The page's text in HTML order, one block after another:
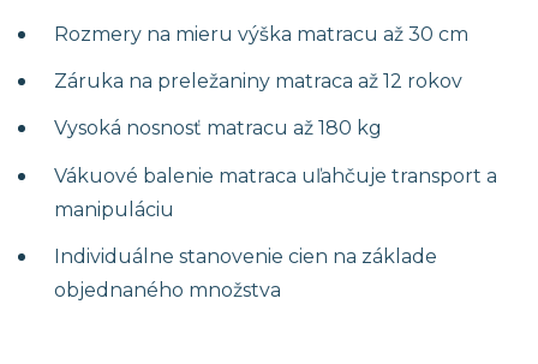
Rozmery na mieru výška matracu až 30 cm
Záruka na preležaniny matraca až 12 rokov
Vysoká nosnosť matracu až 180 kg
Vákuové balenie matraca uľahčuje transport a
manipuláciu
Individuálne stanovenie cien na základe
objednaného množstva